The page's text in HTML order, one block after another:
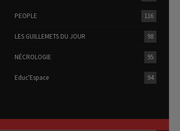
PEOPLE 116
LES GUILLEMETS DU JOUR 98
NÉCROLOGIE 95
Educ'Espace 94